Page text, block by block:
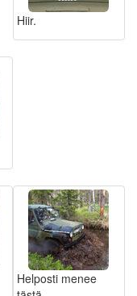
Hiir.
Helposti menee